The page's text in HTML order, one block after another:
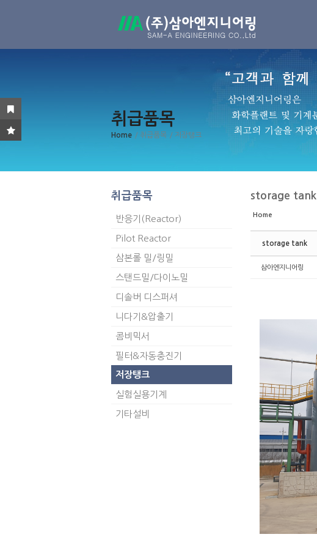
취급품목
Home / 취급품목 / 저장탱크
취급품목
반응기(Reactor)
Pilot Reactor
삼본롤 밀/링밀
스탠드밀/다이노밀
디솔버 디스퍼셔
니다기&압출기
콤비믹서
필터&자동충진기
저장탱크
실험실용기계
기타설비
storage tank
Home
storage tank
삼아엔지니어링
Sketchbook5, 스케치북5
Sketchbook5, 스케치북5
Sketchbook5, 스케치북5
Sketchbook5, 스케치북5